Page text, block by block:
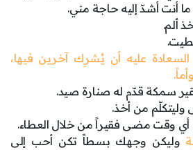
أنت أشدّ إليه حاجة مني.
ألم.
عليه أن يُشرِك آخرين فيها،
سمكة قدّم له صنارة صيد.
من أخذ.
أي وقت مضى فقيراً من خلال العطاء.
وليكن وجهك بسطاً تكن أحب إلى